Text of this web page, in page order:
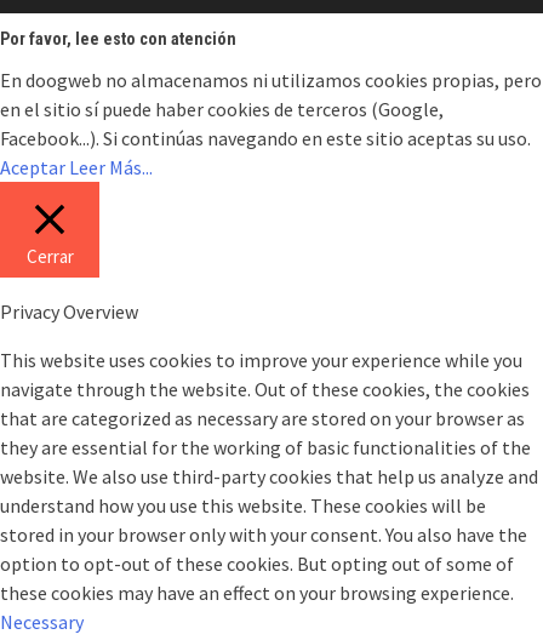
Por favor, lee esto con atención
En doogweb no almacenamos ni utilizamos cookies propias, pero
en el sitio sí puede haber cookies de terceros (Google,
Facebook...). Si continúas navegando en este sitio aceptas su uso.
Aceptar Leer Más...
Cerrar
Privacy Overview
This website uses cookies to improve your experience while you
navigate through the website. Out of these cookies, the cookies
that are categorized as necessary are stored on your browser as
they are essential for the working of basic functionalities of the
website. We also use third-party cookies that help us analyze and
understand how you use this website. These cookies will be
stored in your browser only with your consent. You also have the
option to opt-out of these cookies. But opting out of some of
these cookies may have an effect on your browsing experience.
Necessary